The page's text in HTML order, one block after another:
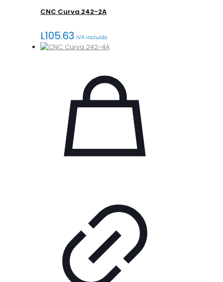
CNC Curva 242-2A
L105.63 IVA incluido